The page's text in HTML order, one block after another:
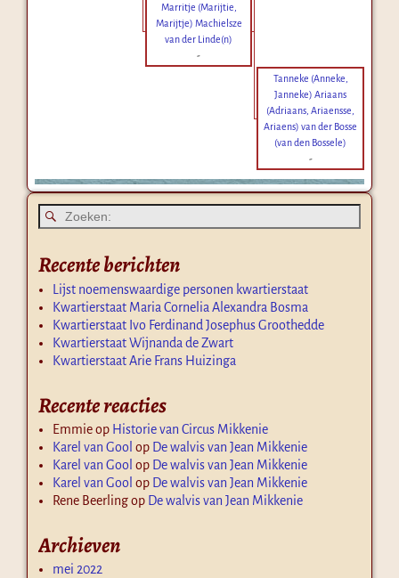
Marritje (Marijtie,
Marijtje) Machielsze
van der Linde(n)
-
Tanneke (Anneke,
Janneke) Ariaans
(Adriaans, Ariaensse,
Ariaens) van der Bosse
(van den Bossele)
-
Recente berichten
Lijst noemenswaardige personen kwartierstaat
Kwartierstaat Maria Cornelia Alexandra Bosma
Kwartierstaat Ivo Ferdinand Josephus Groothedde
Kwartierstaat Wijnanda de Zwart
Kwartierstaat Arie Frans Huizinga
Recente reacties
Emmieop Historie van Circus Mikkenie
Karel van Gool op De walvis van Jean Mikkenie
Karel van Gool op De walvis van Jean Mikkenie
Karel van Gool op De walvis van Jean Mikkenie
Rene Beerlingop De walvis van Jean Mikkenie
Archieven
mei 2022